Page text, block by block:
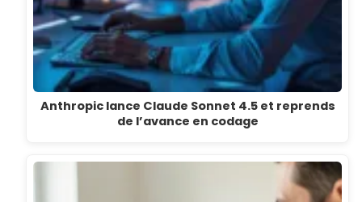
Anthropic lance Claude Sonnet 4.5 et reprends
de l’avance en codage